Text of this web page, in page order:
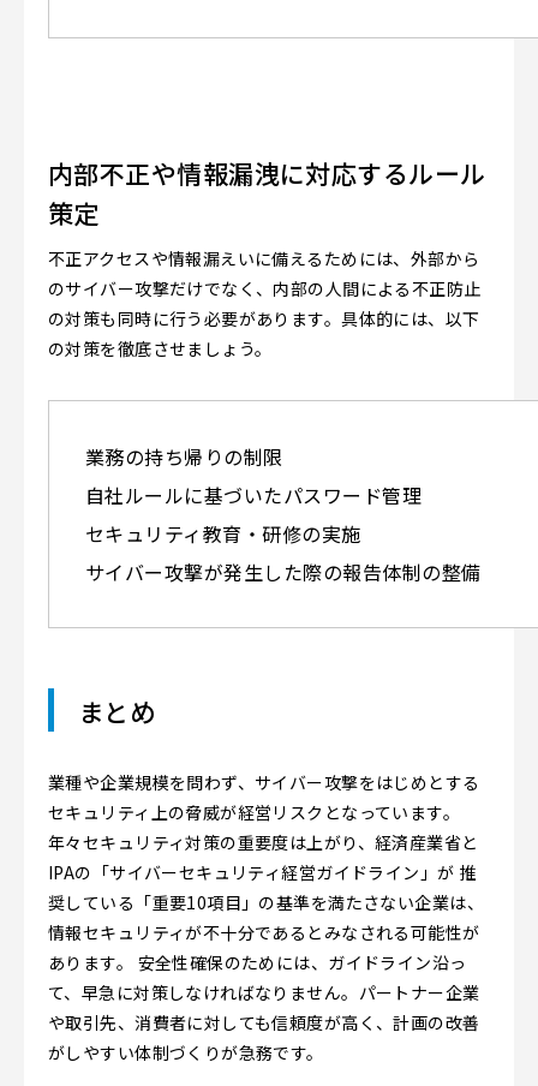
内部不正や情報漏洩に対応するルール
策定
不正アクセスや情報漏えいに備えるためには、外部から
のサイバー攻撃だけでなく、内部の人間による不正防止
の対策も同時に行う必要があります。具体的には、以下
の対策を徹底させましょう。
業務の持ち帰りの制限
自社ルールに基づいたパスワード管理
セキュリティ教育・研修の実施
サイバー攻撃が発生した際の報告体制の整備
まとめ
業種や企業規模を問わず、サイバー攻撃をはじめとする
セキュリティ上の脅威が経営リスクとなっています。
年々セキュリティ対策の重要度は上がり、経済産業省と
IPAの「サイバーセキュリティ経営ガイドライン」が 推
奨している「重要10項目」の基準を満たさない企業は、
情報セキュリティが不十分であるとみなされる可能性が
あります。 安全性確保のためには、ガイドライン沿っ
て、早急に対策しなければなりません。パートナー企業
や取引先、消費者に対しても信頼度が高く、計画の改善
がしやすい体制づくりが急務です。